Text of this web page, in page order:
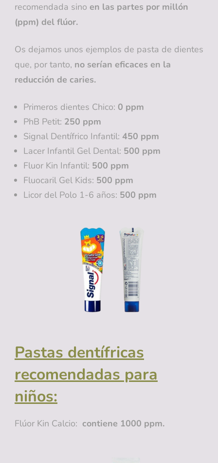
recomendada sino en las partes por millón
(ppm) del flúor.
Os dejamos unos ejemplos de pasta de dientes
que, por tanto, no serían eficaces en la
reducción de caries.
Primeros dientes Chico: 0 ppm
PhB Petit: 250 ppm
Signal Dentífrico Infantil: 450 ppm
Lacer Infantil Gel Dental: 500 ppm
Fluor Kin Infantil: 500 ppm
Fluocaril Gel Kids: 500 ppm
Licor del Polo 1-6 años: 500 ppm
Pastas dentífricas
recomendadas para
niños:
Flúor Kin Calcio: contiene 1000 ppm.